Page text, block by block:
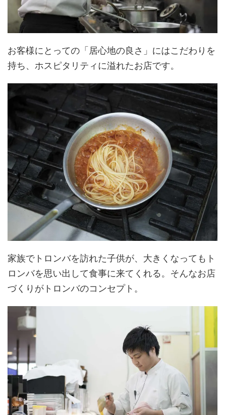
お客様にとっての「居心地の良さ」にはこだわりを
持ち、ホスピタリティに溢れたお店です。
家族でトロンバを訪れた子供が、大きくなってもト
ロンバを思い出して食事に来てくれる。そんなお店
づくりがトロンバのコンセプト。